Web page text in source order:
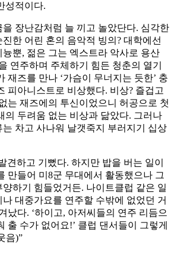
성적이다.
장난감처럼 늘 끼고 놀았단다. 심각한
한 어린 혼의 음악적 빙의? 대학에선
뿐, 젊은 그는 엑스트라 악사로 용산
연주하며 주체하기 힘든 청춘의 열기
재즈를 만나 ‘가슴이 무너지는 듯한’ 충
피아니스트로 비상했다. 비상? 즐겁고
는 재즈에의 투신이었으니 허공으로 첫
의 두려움 없는 비상과 닮았다. 그러나
차고 사나워 날갯죽지 부러지기 십상
견하고 기뻤다. 하지만 밥을 버는 일이
만들어 미8군 무대에서 활동했으나 그
하기 힘들었거든. 나이트클럽 같은 일
대중가요를 연주할 수밖에 없었던 거
났다. ‘하이고, 아저씨들의 연주 리듬으
출 수가 없어요!’ 클럽 댄서들이 그렇게
음)”